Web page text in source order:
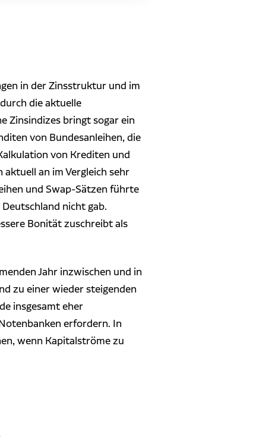
in der Zinsstruktur und im
die aktuelle
Zinsindizes bringt sogar ein
von Bundesanleihen, die
von Krediten und
an im Vergleich sehr
und Swap-Sätzen führte
nicht gab.
Bonität zuschreibt als
Jahr inzwischen und in
zu einer wieder steigenden
insgesamt eher
erfordern. In
wenn Kapitalströme zu